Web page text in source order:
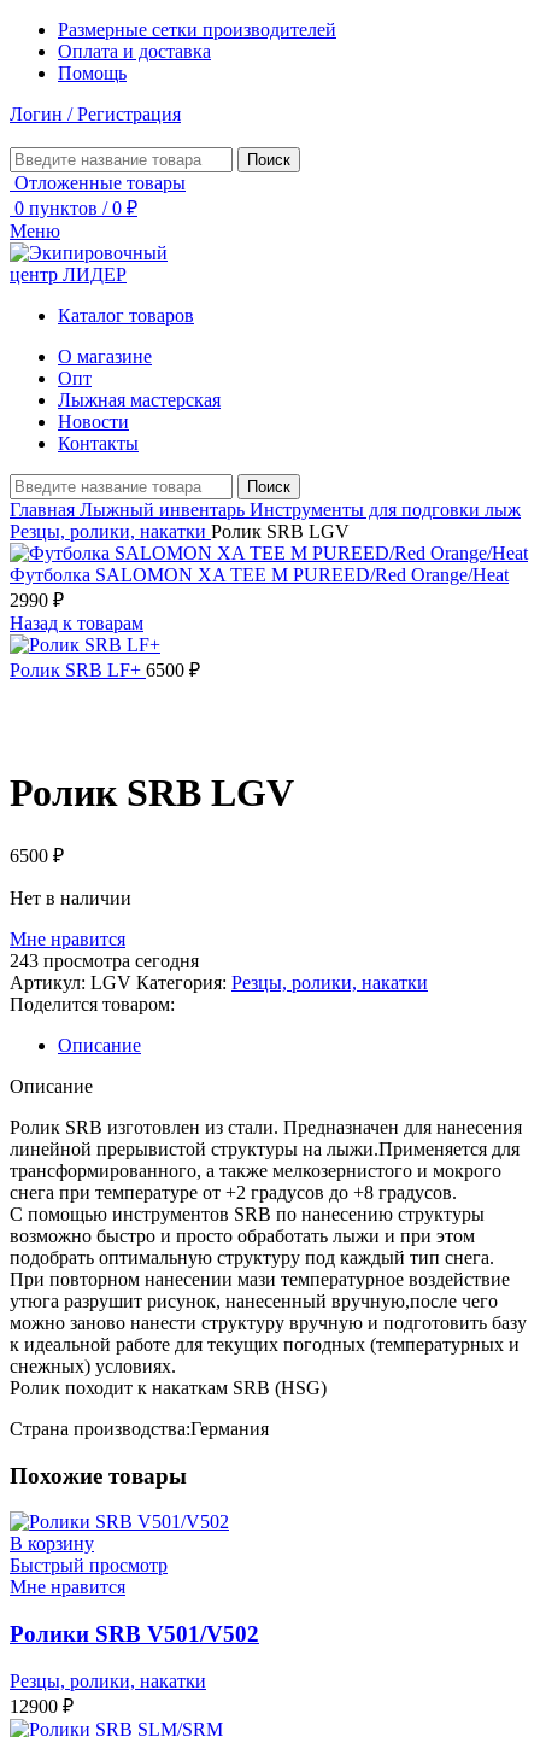
Размерные сетки производителей
Оплата и доставка
Помощь
Логин / Регистрация
Поиск
Отложенные товары
0 пунктов / 0 ₽
Меню
Каталог товаров
О магазине
Опт
Лыжная мастерская
Новости
Контакты
Поиск
Главная Лыжный инвентарь Инструменты для подговки лыж
Резцы, ролики, накатки Ролик SRB LGV
Футболка SALOMON XA TEE M PUREED/Red Orange/Heat
2990 ₽
Назад к товарам
Ролик SRB LF+ 6500 ₽
Ролик SRB LGV
6500 ₽
Нет в наличии
Мне нравится
243 просмотра сегодня
Артикул: LGV Категория: Резцы, ролики, накатки
Поделится товаром:
Описание
Описание
Ролик SRB изготовлен из стали. Предназначен для нанесения
линейной прерывистой структуры на лыжи.Применяется для
трансформированного, а также мелкозернистого и мокрого
снега при температуре от +2 градусов до +8 градусов.
С помощью инструментов SRB по нанесению структуры
возможно быстро и просто обработать лыжи и при этом
подобрать оптимальную структуру под каждый тип снега.
При повторном нанесении мази температурное воздействие
утюга разрушит рисунок, нанесенный вручную,после чего
можно заново нанести структуру вручную и подготовить базу
к идеальной работе для текущих погодных (температурных и
снежных) условиях.
Ролик походит к накаткам SRB (HSG)
Страна производства:Германия
Похожие товары
В корзину
Быстрый просмотр
Мне нравится
Ролики SRB V501/V502
Резцы, ролики, накатки
12900 ₽